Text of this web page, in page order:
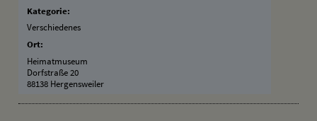
Kategorie:
Verschiedenes
Ort:
Heimatmuseum
Dorfstraße 20
88138 Hergensweiler